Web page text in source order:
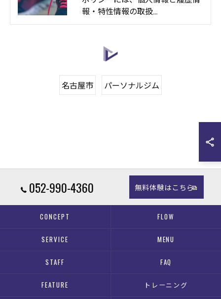
報・特性情報の取扱…
名古屋市 パーソナルジム
052-990-4360 無料体験はこちら
CONCEPT FLOW
SERVICE MENU
STAFF FAQ
FEATURE トレーニング